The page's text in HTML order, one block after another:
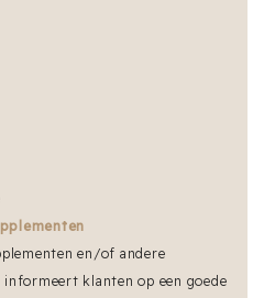
en/of andere
klanten op een goede